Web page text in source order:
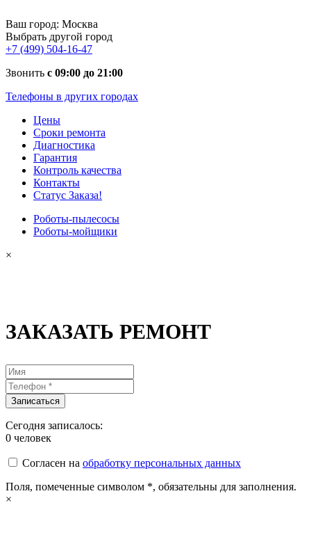
Ваш город: Москва
Выбрать другой город
+7 (499) 504-16-47
Звонить с 09:00 до 21:00
Телефоны в других городах
Цены
Сроки ремонта
Диагностика
Гарантия
Контроль качества
Контакты
Статус Заказа!
Роботы-пылесосы
Роботы-мойщики
×
ЗАКАЗАТЬ РЕМОНТ
Сегодня записалось:
0 человек
Согласен на обработку персональных данных
Поля, помеченные символом *, обязательны для заполнения.
×